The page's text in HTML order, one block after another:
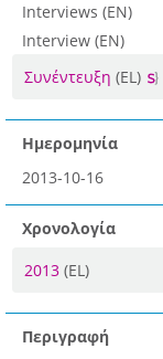
Interviews (EN)
Interview (EN)
Συνέντευξη (EL)
Ημερομηνία
2013-10-16
Χρονολογία
2013 (EL)
Περιγραφή